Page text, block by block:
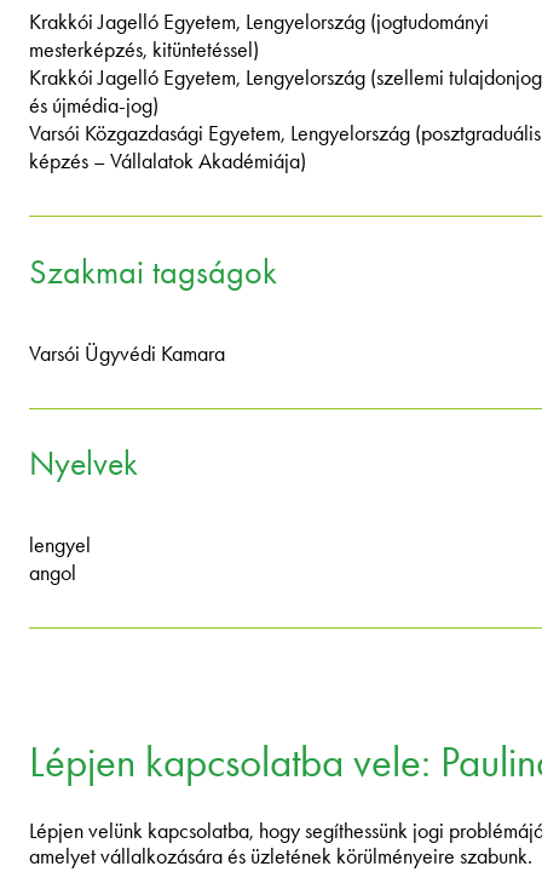
Krakkói Jagelló Egyetem, Lengyelország (jogtudományi
mesterképzés, kitüntetéssel)
Krakkói Jagelló Egyetem, Lengyelország (szellemi tulajdonjog
és újmédia-jog)
Varsói Közgazdasági Egyetem, Lengyelország (posztgraduális
képzés – Vállalatok Akadémiája)
Szakmai tagságok
Varsói Ügyvédi Kamara
Nyelvek
lengyel
angol
Lépjen kapcsolatba vele:
Lépjen velünk kapcsolatba, hogy segíthessünk jogi
amelyet vállalkozására és üzletének körülményeire szabunk.